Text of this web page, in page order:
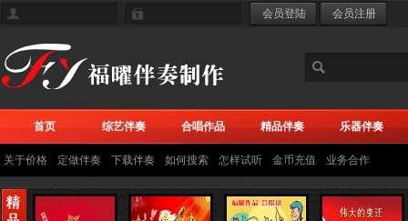
首页 综艺伴奏 合唱作品 精品伴奏 乐器伴奏
关于价格 定做伴奏 下载伴奏 如何搜索 怎样试听 金币充值 业务合作